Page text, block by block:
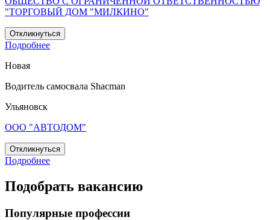
"ТОРГОВЫЙ ДОМ "МИЛКИНО"
Откликнуться
Подробнее
Новая
Водитель самосвала Shacman
Ульяновск
ООО "АВТОДОМ"
Откликнуться
Подробнее
Подобрать вакансию
Популярные профессии